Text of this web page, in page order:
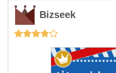
Bizseek